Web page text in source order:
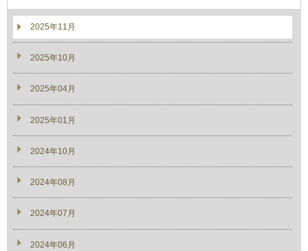
2025年11月
2025年10月
2025年04月
2025年01月
2024年10月
2024年08月
2024年07月
2024年06月